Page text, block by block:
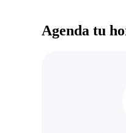
Agenda tu